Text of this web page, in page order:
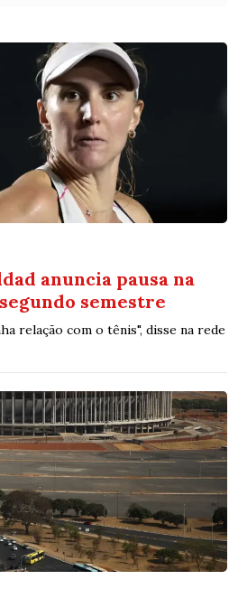
anuncia pausa na
semestre
relação com o tênis", disse na rede